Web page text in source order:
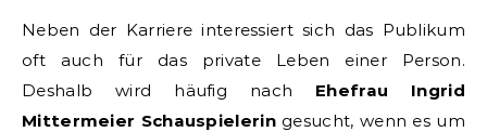
Neben der Karriere interessiert sich das Publikum
oft auch für das private Leben einer Person.
Deshalb wird häufig nach Ehefrau Ingrid
Mittermeier Schauspieleringesucht, wenn es um